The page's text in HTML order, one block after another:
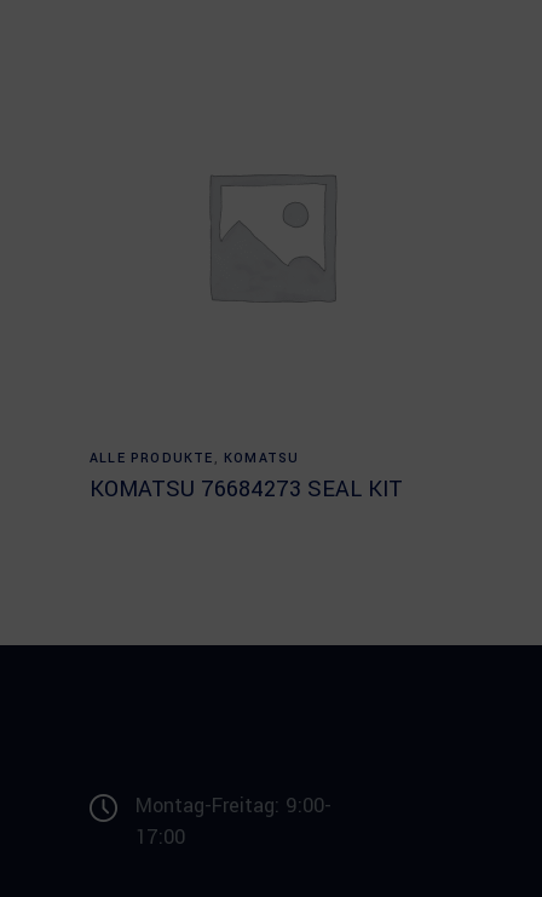
Read more
ALLE PRODUKTE , KOMATSU
KOMATSU 76684273 SEAL KIT
Montag-Freitag: 9:00-
17:00